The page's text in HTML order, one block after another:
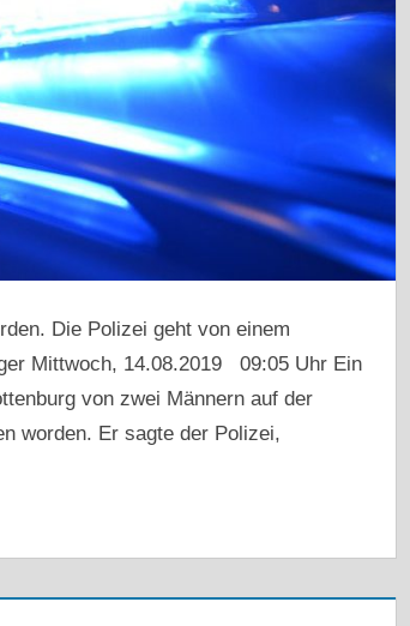
Die Polizei geht von einem
Mittwoch, 14.08.2019 09:05 Uhr Ein
von zwei Männern auf der
worden. Er sagte der Polizei,